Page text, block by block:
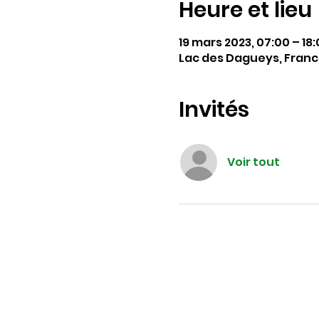
Heure et lieu
19 mars 2023, 07:00 –
Lac des Dagueys,
Invités
Voir tout